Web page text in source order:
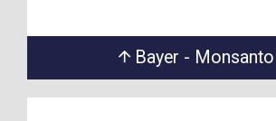
Bayer - Monsanto